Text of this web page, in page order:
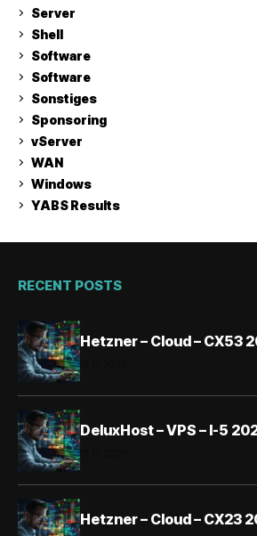
Server
Shell
Software
Software
Sonstiges
Sponsoring
vServer
WAN
Windows
YABS Results
RECENT POSTS
Hetzner – Cloud – CX53
DeluxHost – VPS – I-5
Hetzner – Cloud – CX23